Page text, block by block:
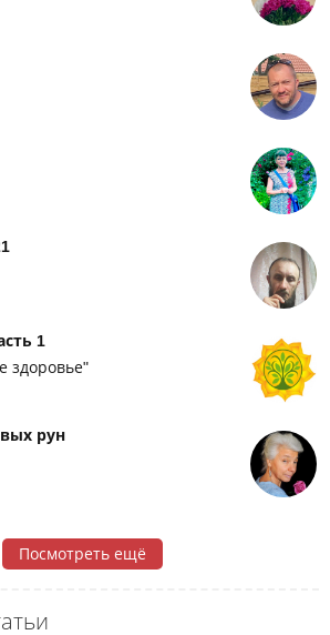
1
здоровье"
рун
Посмотреть ещё